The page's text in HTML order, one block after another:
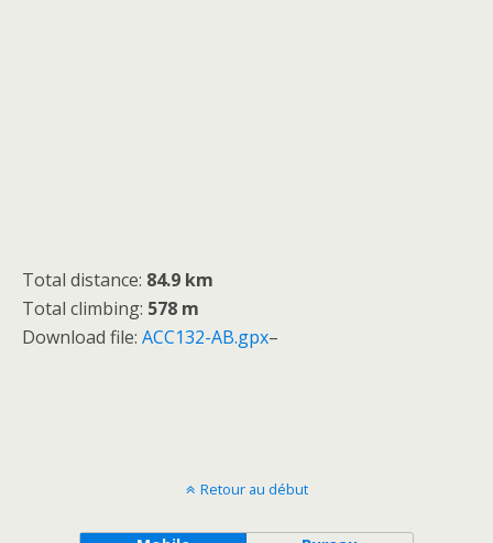
Total distance: 84.9 km
Total climbing: 578 m
Download file: ACC132-AB.gpx–
Retour au début